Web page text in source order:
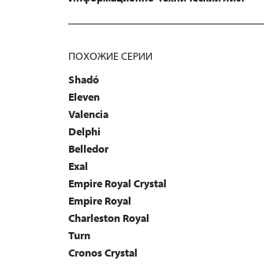
ПОХОЖИЕ СЕРИИ
Shadó
Eleven
Valencia
Delphi
Belledor
Exal
Empire Royal Crystal
Empire Royal
Charleston Royal
Turn
Cronos Crystal